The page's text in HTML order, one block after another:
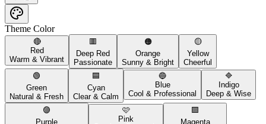
Theme Color
🔴
Red
Warm & Vibrant
🟥
Deep Red
Passionate
🟠
Orange
Sunny & Bright
🟡
Yellow
Cheerful
🟢
Green
Natural & Fresh
🟦
Cyan
Clear & Calm
🔵
Blue
Cool & Professional
🔷
Indigo
Deep & Wise
🟣
Purple
🩷
Pink
🟪
Magenta